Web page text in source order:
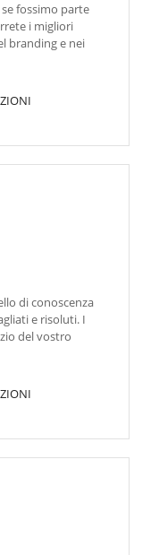
fossimo parte
i migliori
branding e nei
di conoscenza
e risoluti. I
del vostro